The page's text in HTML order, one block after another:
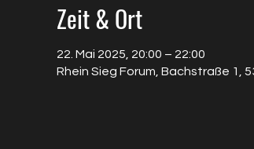
Zeit & Ort
22. Mai 2025, 20:00 – 22:00
Rhein Sieg Forum, Bachstraße 1,